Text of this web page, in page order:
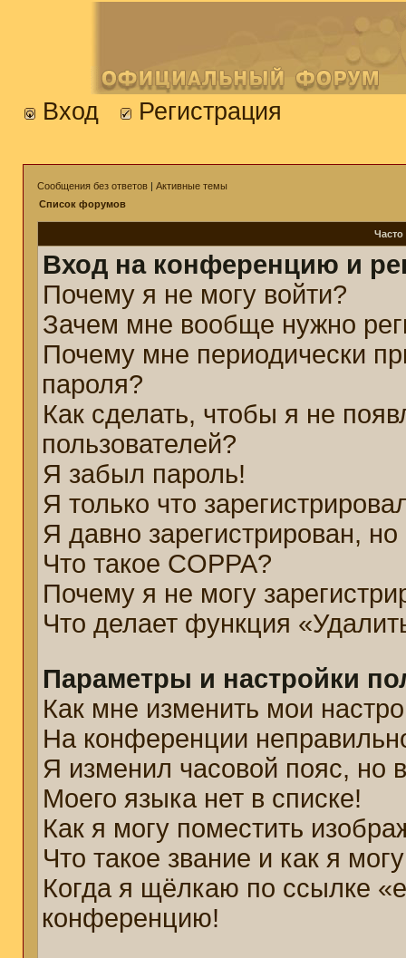
Вход Регистрация
Сообщения без ответов | Активные темы
Список форумов
Вход на конференцию и
Почему я не могу войти?
Зачем мне вообще нужно
Почему мне периодически
пароля?
Как сделать, чтобы я не
пользователей?
Я забыл пароль!
Я только что
Я давно зарегистрирован,
Что такое COPPA?
Почему я не могу
Что делает функция
Параметры и настройки
Как мне изменить мои
На конференции
Я изменил часовой пояс, но
Моего языка нет в списке!
Как я могу поместить
Что такое звание и как я
Когда я щёлкаю по ссылке
конференцию!